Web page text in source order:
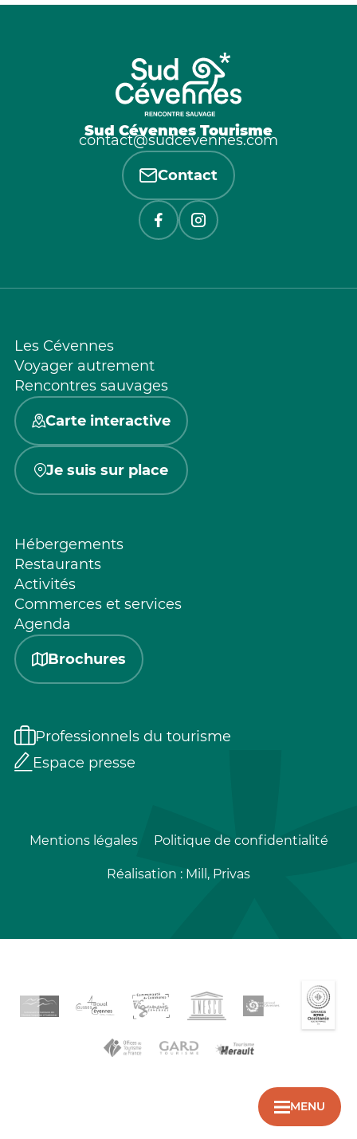
MENU
Sud Cévennes Tourisme
contact@sudcevennes.com
Contact
Les Cévennes
Voyager autrement
Rencontres sauvages
Carte interactive
Je suis sur place
Hébergements
Restaurants
Activités
Commerces et services
Agenda
Brochures
Professionnels du tourisme
Espace presse
Mentions légales Politique de confidentialité
Réalisation : Mill, Privas